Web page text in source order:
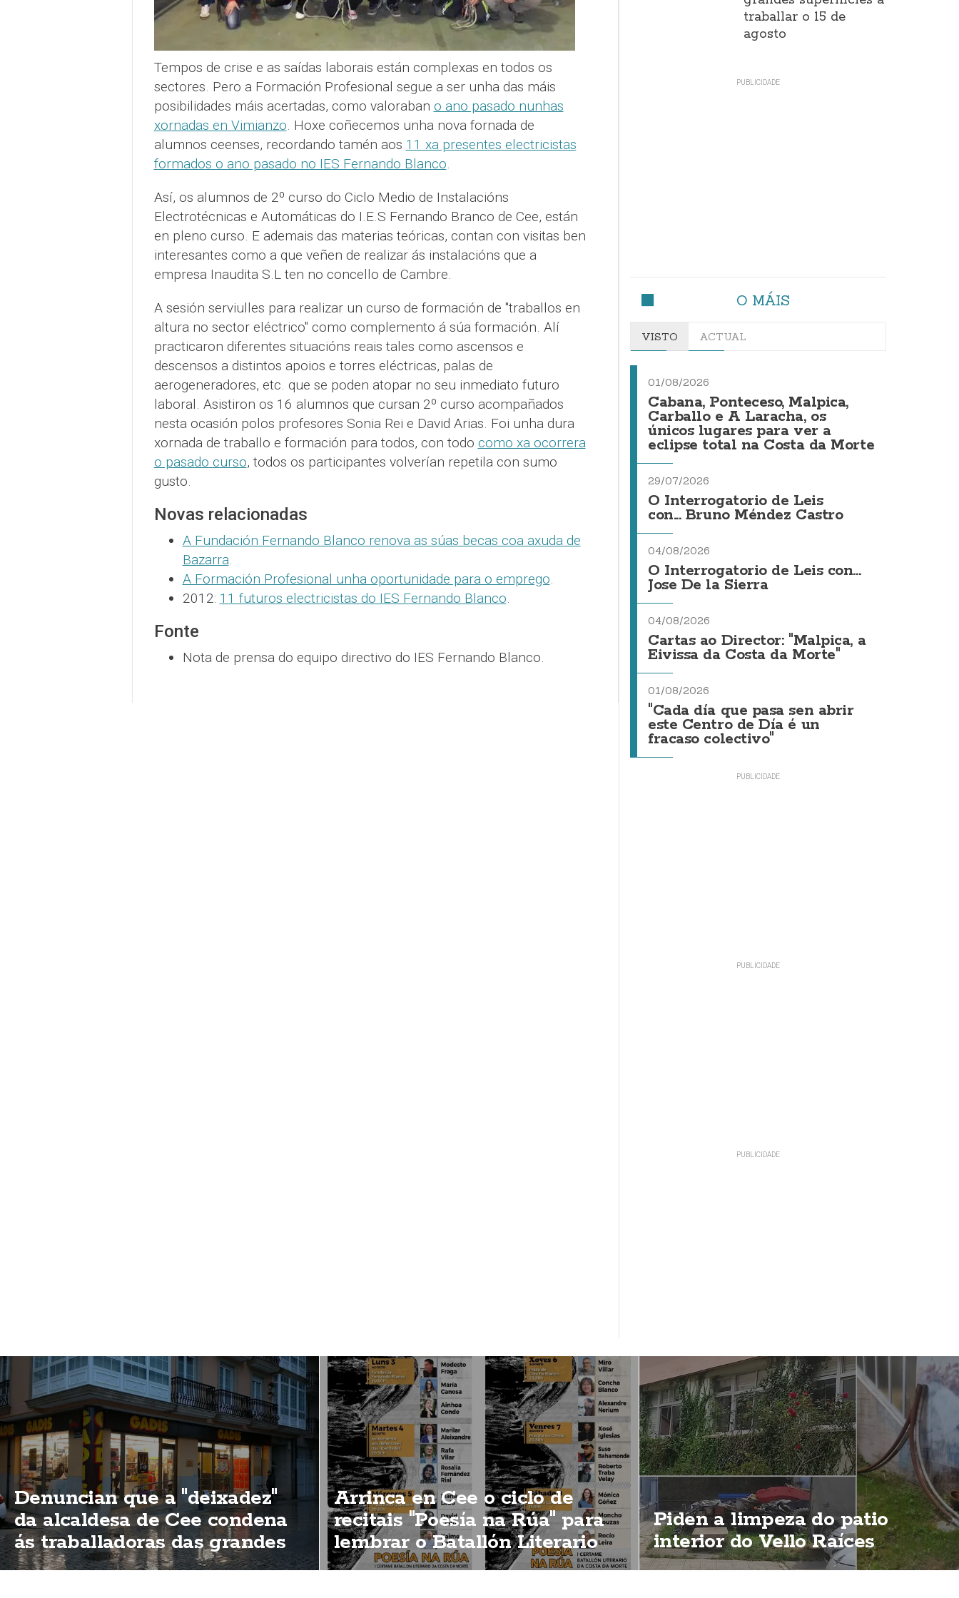
Tempos de crise e as saídas laborais están complexas en todos os
sectores. Pero a Formación Profesional segue a ser unha das máis
posibilidades máis acertadas, como valoraban o ano pasado nunhas
xornadas en Vimianzo. Hoxe coñecemos unha nova fornada de
alumnos ceenses, recordando tamén aos 11 xa presentes electricistas
formados o ano pasado no IES Fernando Blanco.
Así, os alumnos de 2º curso do Ciclo Medio de Instalacións
Electrotécnicas e Automáticas do I.E.S Fernando Branco de Cee, están
en pleno curso. E ademais das materias teóricas, contan con visitas ben
interesantes como a que veñen de realizar ás instalacións que a
empresa Inaudita S.L ten no concello de Cambre.
A sesión serviulles para realizar un curso de formación de "traballos en
altura no sector eléctrico" como complemento á súa formación. Alí
practicaron diferentes situacións reais tales como ascensos e
descensos a distintos apoios e torres eléctricas, palas de
aerogeneradores, etc. que se poden atopar no seu inmediato futuro
laboral. Asistiron os 16 alumnos que cursan 2º curso acompañados
nesta ocasión polos profesores Sonia Rei e David Arias. Foi unha dura
xornada de traballo e formación para todos, con todo como xa ocorrera
o pasado curso, todos os participantes volverían repetila con sumo
gusto.
Novas relacionadas
A Fundación Fernando Blanco renova as súas becas coa axuda de
Bazarra.
A Formación Profesional unha oportunidade para o emprego.
2012: 11 futuros electricistas do IES Fernando Blanco.
Fonte
Nota de prensa do equipo directivo do IES Fernando Blanco.
traballar o 15 de
agosto
O MÁIS
VISTO ACTUAL
01/08/2026
Cabana, Ponteceso, Malpica,
Carballo e A Laracha, os
únicos lugares para ver a
eclipse total na Costa da Morte
29/07/2026
O Interrogatorio de Leis
con... Bruno Méndez Castro
04/08/2026
O Interrogatorio de Leis con...
Jose De la Sierra
04/08/2026
Cartas ao Director: "Malpica, a
Eivissa da Costa da Morte"
01/08/2026
"Cada día que pasa sen abrir
este Centro de Día é un
fracaso colectivo"
Denuncian que a "deixadez"
da alcaldesa de Cee condena
ás traballadoras das grandes
superificies a traballar o 15 de
Arrinca en Cee o ciclo de
recitais "Poesía na Rúa" para
lembrar o Batallón Literario
Piden a limpeza do patio
interior do Vello Raíces